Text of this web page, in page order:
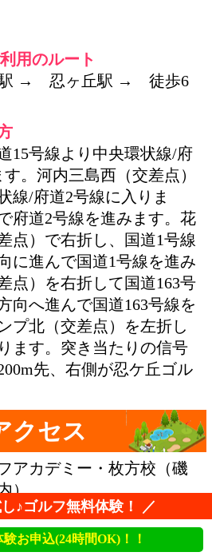
用のルート
駅 → 忍ヶ丘駅 → 徒歩6
15号線より中央環状線/府
。河内三島西（交差点）
線/府道2号線に入りま
府道2号線を進みます。花
点）で右折し、国道1号線
に進んで国道1号線を進み
点）を右折して国道163号
向へ進んで国道163号線を
プ北（交差点）を左折し
ます。突き当たりの信号
先、右側が忍ケ丘ゴル
クセス
アカデミー・枚方校（磯
）
方市磯島北町１５−１
♪ゴルフ無料体験！ ／
お申込(24時間OK)！！